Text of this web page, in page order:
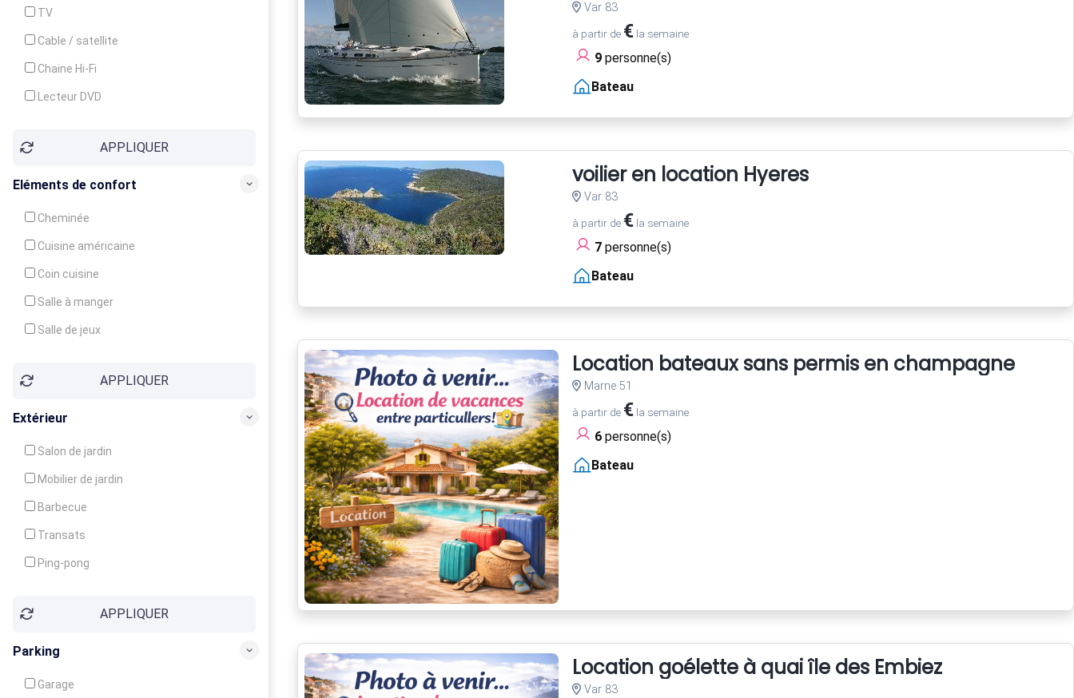
TV
Cable / satellite
Chaine Hi-Fi
Lecteur DVD
APPLIQUER
Eléments de confort
Cheminée
Cuisine américaine
Coin cuisine
Salle à manger
Salle de jeux
Balcon / Terrasse
APPLIQUER
Extérieur
Salon de jardin
Mobilier de jardin
Barbecue
Transats
Ping-pong
Jeux d'enfantsAPPLIQUER
Parking
Garage
Var 83
à partir de €la semaine
9personne(s)
Bateau
voilier en location Hyeres
Var 83
à partir de €la semaine
7personne(s)
Bateau
Location bateaux sans permis en champagne
Marne 51
à partir de €la semaine
6personne(s)
Bateau
Location goélette à quai île des Embiez
Var 83